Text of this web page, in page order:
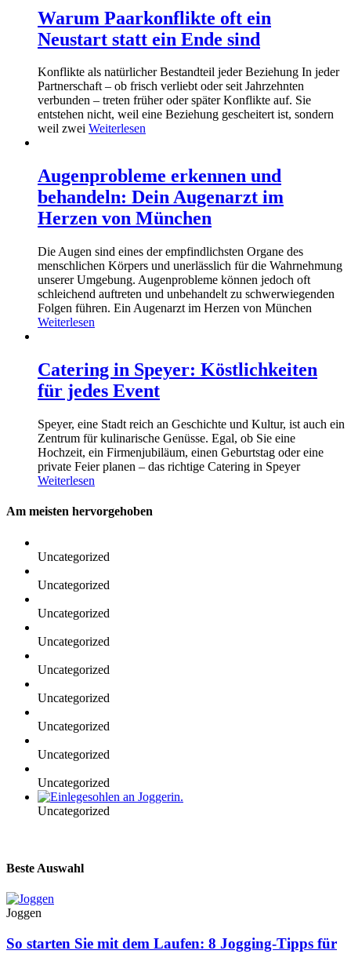
Warum Paarkonflikte oft ein
Neustart statt ein Ende sind
Konflikte als natürlicher Bestandteil jeder Beziehung In jeder
Partnerschaft – ob frisch verliebt oder seit Jahrzehnten
verbunden – treten früher oder später Konflikte auf. Sie
entstehen nicht, weil eine Beziehung gescheitert ist, sondern
weil zwei Weiterlesen
Augenprobleme erkennen und
behandeln: Dein Augenarzt im
Herzen von München
Die Augen sind eines der empfindlichsten Organe des
menschlichen Körpers und unerlässlich für die Wahrnehmung
unserer Umgebung. Augenprobleme können jedoch oft
schleichend auftreten und unbehandelt zu schwerwiegenden
Folgen führen. Ein Augenarzt im Herzen von München
Weiterlesen
Catering in Speyer: Köstlichkeiten
für jedes Event
Speyer, eine Stadt reich an Geschichte und Kultur, ist auch ein
Zentrum für kulinarische Genüsse. Egal, ob Sie eine
Hochzeit, ein Firmenjubiläum, einen Geburtstag oder eine
private Feier planen – das richtige Catering in Speyer
Weiterlesen
Am meisten hervorgehoben
Uncategorized
Uncategorized
Uncategorized
Uncategorized
Uncategorized
Uncategorized
Uncategorized
Uncategorized
Uncategorized
Uncategorized
Beste Auswahl
Joggen
So starten Sie mit dem Laufen: 8 Jogging-Tipps für